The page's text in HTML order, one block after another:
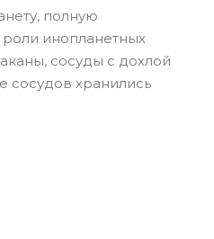
полную
инопланетных
сосуды с дохлой
сосудов хранились